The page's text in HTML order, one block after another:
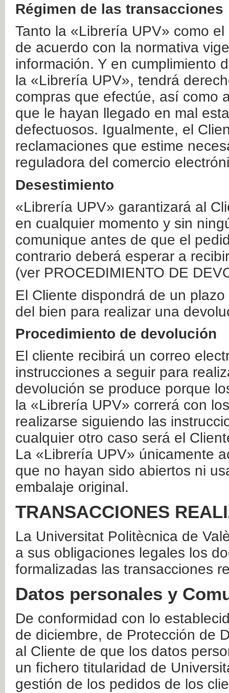
Régimen de las transacciones
Tanto la «Librería UPV» como
de acuerdo con la normativa
información. Y en cumplimiento
la «Librería UPV», tendrá
compras que efectúe, así como
que le hayan llegado en mal
defectuosos. Igualmente, el
reclamaciones que estime
reguladora del comercio
Desestimiento
«Librería UPV» garantizará al
en cualquier momento y sin
comunique antes de que el
contrario deberá esperar a
(ver PROCEDIMIENTO DE
El Cliente dispondrá de un
del bien para realizar una
Procedimiento de devolución
El cliente recibirá un correo
instrucciones a seguir para
devolución se produce porque
la «Librería UPV» correrá con
realizarse siguiendo las
cualquier otro caso será el
La «Librería UPV» únicamente
que no hayan sido abiertos ni
embalaje original.
TRANSACCIONES
La Universitat Politècnica de
a sus obligaciones legales los
formalizadas las transacciones
Datos personales y
De conformidad con lo
de diciembre, de Protección de
al Cliente de que los datos
un fichero titularidad de
gestión de los pedidos de los